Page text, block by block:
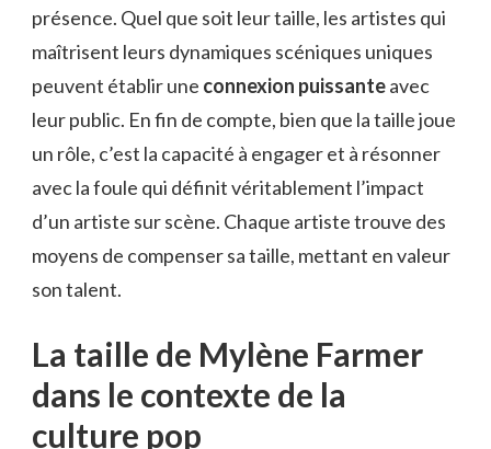
présence. Quel que soit leur taille, les artistes qui
maîtrisent leurs dynamiques scéniques uniques
peuvent établir une connexion puissanteavec
leur public. En fin de compte, bien que la taille joue
un rôle, c’est la capacité à engager et à résonner
avec la foule qui définit véritablement l’impact
d’un artiste sur scène. Chaque artiste trouve des
moyens de compenser sa taille, mettant en valeur
son talent.
La taille de Mylène Farmer
dans le contexte de la
culture pop